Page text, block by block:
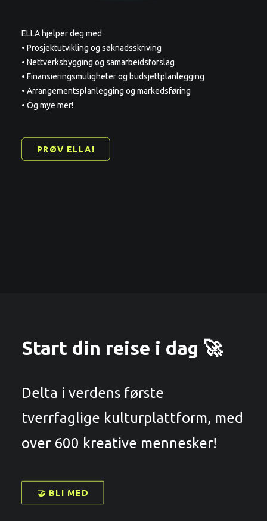
ELLA hjelper deg med
• Prosjektutvikling og søknadsskriving
• Nettverksbygging og samarbeidsforslag
• Finansieringsmuligheter og budsjettplanlegging
• Arrangementsplanlegging og markedsføring
• Og mye mer!
PRØV ELLA!
Start din reise i dag 🚀
Delta i verdens første
tverrfaglige kulturplattform, med
over 600 kreative mennesker!
🤝 BLI MED